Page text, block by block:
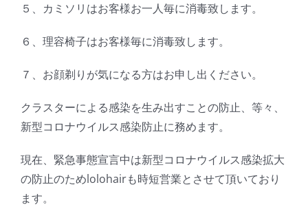
５、カミソリはお客様お一人毎に消毒致します。
６、理容椅子はお客様毎に消毒致します。
７、お顔剃りが気になる方はお申し出ください。
クラスターによる感染を生み出すことの防止、等々、
新型コロナウイルス感染防止に務めます。
現在、緊急事態宣言中は新型コロナウイルス感染拡大
の防止のためlolohairも時短営業とさせて頂いており
ます。